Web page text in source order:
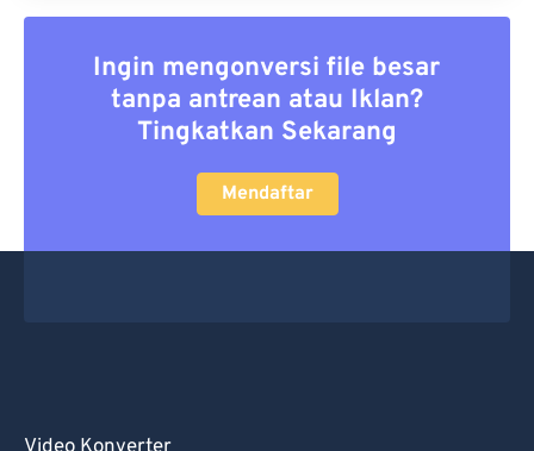
Ingin mengonversi file besar
tanpa antrean atau Iklan?
Tingkatkan Sekarang
Mendaftar